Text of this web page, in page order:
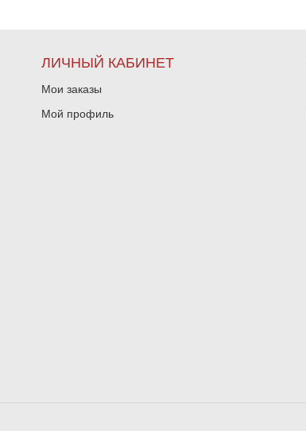
ЛИЧНЫЙ КАБИНЕТ
Мои заказы
Мой профиль